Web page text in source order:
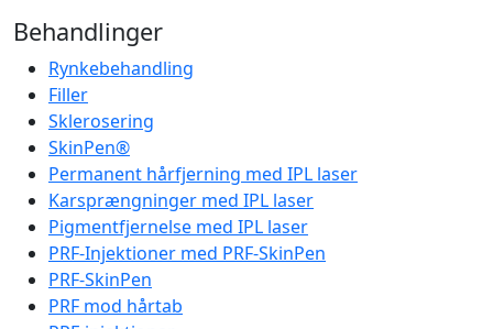
Behandlinger
Rynkebehandling
Filler
Sklerosering
SkinPen®
Permanent hårfjerning med IPL laser
Karsprængninger med IPL laser
Pigmentfjernelse med IPL laser
PRF-Injektioner med PRF-SkinPen
PRF-SkinPen
PRF mod hårtab